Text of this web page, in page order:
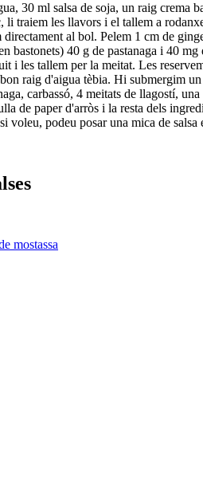
30 ml salsa de soja, un raig crema
traiem les llavors i el tallem a
al bol. Pelem 1 cm de
bastonets) 40 g de pastanaga i 40
i les tallem per la meitat. Les
raig d'aigua tèbia. Hi submergim
carbassó, 4 meitats de llagostí,
de paper d'arròs i la resta dels
voleu, podeu posar una mica de
mostassa